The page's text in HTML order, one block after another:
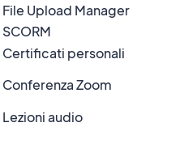
File Upload Manager
SCORM
Certificati personali
Conferenza Zoom
Lezioni audio